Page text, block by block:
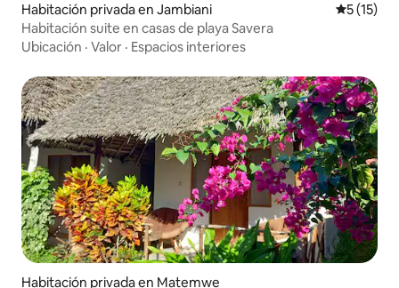
Habitación privada en Jambiani
5 (15)
Habitación suite en casas de playa Savera
Ubicación · Valor · Espacios interiores
Habitación privada en Matemwe